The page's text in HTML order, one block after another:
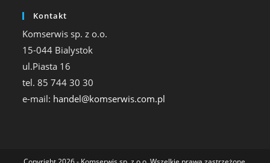
Kontakt
Komserwis sp. z o.o.
15-044 Bialystok
ul.Piasta 16
tel. 85 744 30 30
e-mail: handel@komserwis.com.pl